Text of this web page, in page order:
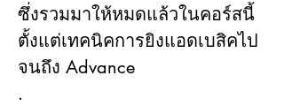
ซึ่งรวมมาให้หมดแล้วในคอร์สนี้
ตั้งแต่เทคนิคการยิงแอดเบสิคไป
จนถึง Advance
.